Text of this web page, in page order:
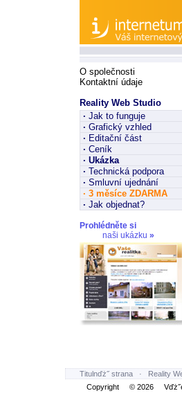
O společnosti
Kontaktní údaje
Reality Web Studio
· Jak to funguje
· Grafický vzhled
· Editační část
· Ceník
· Ukázka
· Technická podpora
· Smluvní ujednání
· 3 měsíce ZDARMA
· Jak objednat?
Prohlédněte si
naši ukázku »
Titulnďż˝ strana · Reality
Copyright © 2026